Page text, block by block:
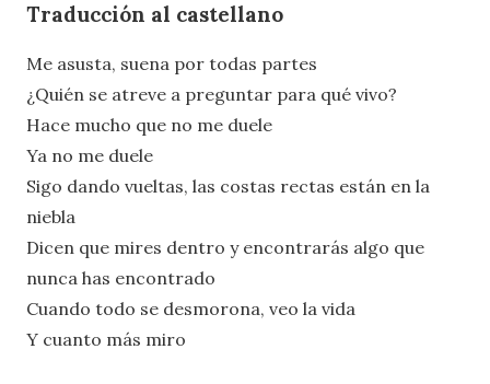
Traducción al castellano
Me asusta, suena por todas partes
¿Quién se atreve a preguntar para qué vivo?
Hace mucho que no me duele
Ya no me duele
Sigo dando vueltas, las costas rectas están en la
niebla
Dicen que mires dentro y encontrarás algo que
nunca has encontrado
Cuando todo se desmorona, veo la vida
Y cuanto más miro